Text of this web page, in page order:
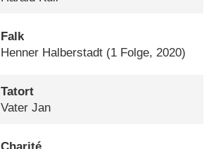
Falk
Henner Halberstadt (1 Folge, 2020)
Tatort
Vater Jan